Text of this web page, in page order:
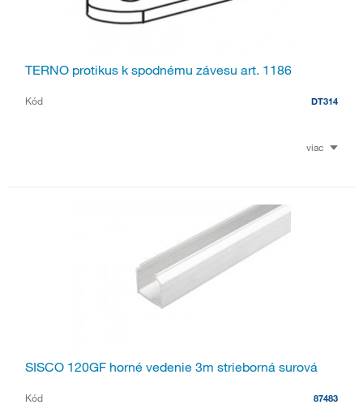
TERNO protikus k spodnému závesu art. 1186
Kód DT314
viac
SISCO 120GF horné vedenie 3m strieborná surová
Kód 87483